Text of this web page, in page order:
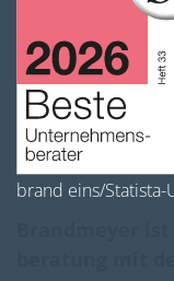
brand eins/Statista-